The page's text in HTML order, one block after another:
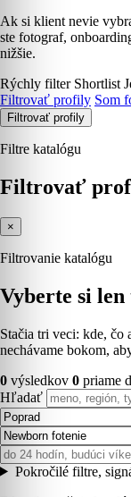
Ak si klient nevie
ste fotograf,
nižšie.
Rýchly filter Shortlist
Filtrovať profily Som
Filtrovať profily
Filtre katalógu
Filtrovať
×
Filtrovanie katalógu
Vyberte si len
Stačia tri veci: kde, čo
nechávame bokom,
0 výsledkov 0 priame
Hľadať
Pokročilé filtre,